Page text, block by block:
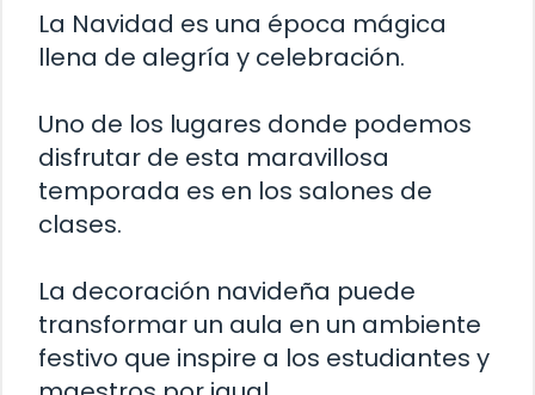
La Navidad es una época mágica
llena de alegría y celebración.
Uno de los lugares donde podemos
disfrutar de esta maravillosa
temporada es en los salones de
clases.
La decoración navideña puede
transformar un aula en un ambiente
festivo que inspire a los estudiantes y